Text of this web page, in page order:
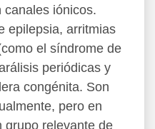
canales iónicos.
epilepsia, arritmias
el síndrome de
periódicas y
congénita. Son
pero en
grupo relevante de